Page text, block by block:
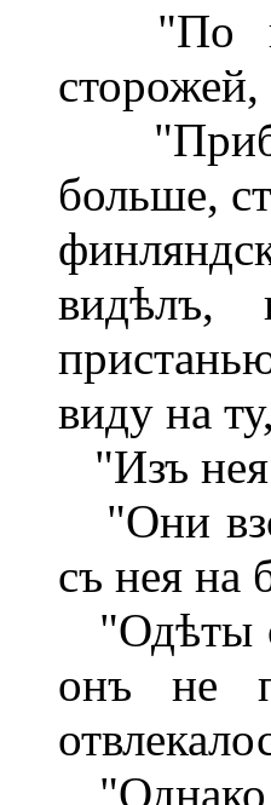
"По
больше,
видѣлъ,
виду на
"Изъ
"Они
съ нея на
"Одѣты
онъ не
"Однако